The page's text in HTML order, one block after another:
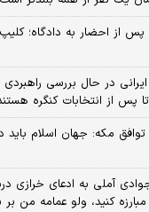
پس از احضار به دادگاه؛
در حال بررسی
پس از انتخابات کنگره
مکه: جهان اسلام باید
آملی به ادعای خرازی
کنید، ولو عمامه من